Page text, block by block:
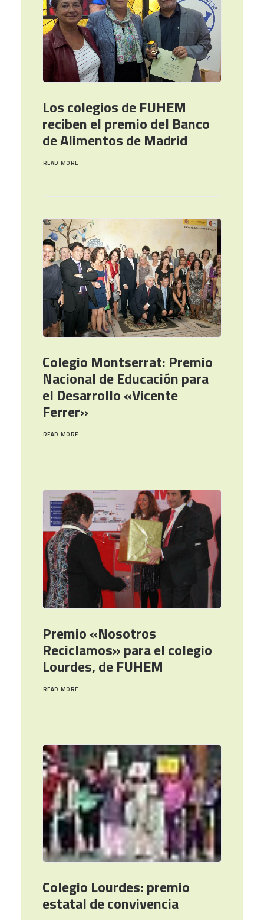
Los colegios de FUHEM
reciben el premio del Banco
de Alimentos de Madrid
READ MORE
Colegio Montserrat: Premio
Nacional de Educación para
el Desarrollo «Vicente
Ferrer»
READ MORE
Premio «Nosotros
Reciclamos» para el colegio
Lourdes, de FUHEM
READ MORE
Colegio Lourdes: premio
estatal de convivencia